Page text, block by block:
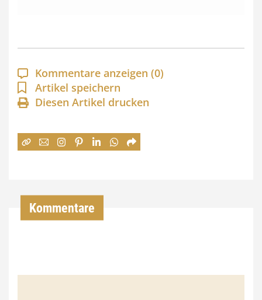
p
a
n
n
:
€
Kommentare anzeigen (0)
Artikel speichern
Diesen Artikel drucken
Kommentare